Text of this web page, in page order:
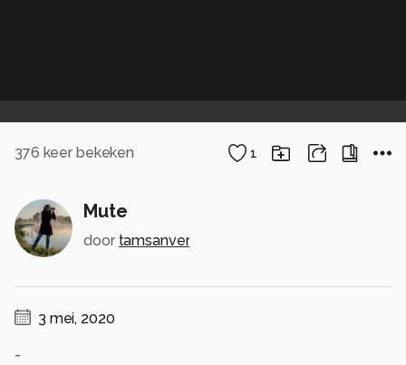
376 keer bekeken 1
Mute
door tamsanver
3 mei, 2020
-